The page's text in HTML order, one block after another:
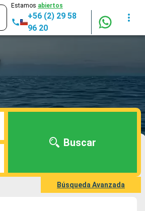
Estamos abiertos
+56 (2) 29 58
96 20
Buscar
Búsqueda Avanzada